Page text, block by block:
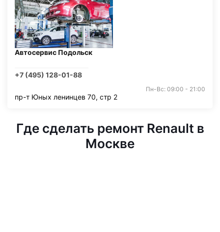
Автосервис Подольск
+7 (495) 128-01-88
Пн-Вс: 09:00 - 21:00
пр-т Юных ленинцев 70, стр 2
Где сделать ремонт Renault в
Москве